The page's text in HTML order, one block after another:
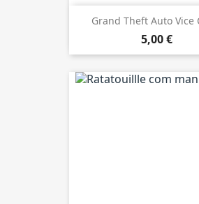
Grand Theft Auto Vice
5,00 €